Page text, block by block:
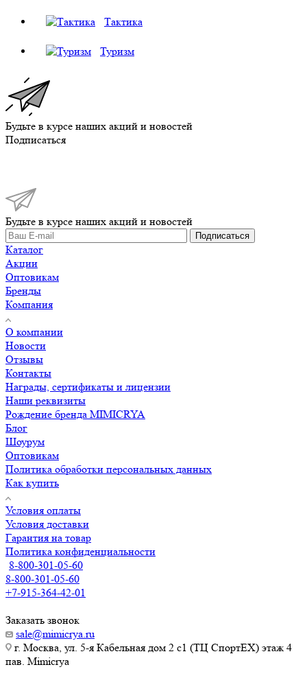
Тактика
Туризм
Будьте в курсе наших акций и новостей
Подписаться
Будьте в курсе наших акций и новостей
Подписаться
Каталог
Акции
Оптовикам
Бренды
Компания
О компании
Новости
Отзывы
Контакты
Награды, сертификаты и лицензии
Наши реквизиты
Рождение бренда MIMICRYA
Блог
Шоурум
Оптовикам
Политика обработки персональных данных
Как купить
Условия оплаты
Условия доставки
Гарантия на товар
Политика конфиденциальности
8-800-301-05-60
8-800-301-05-60
+7-915-364-42-01
Заказать звонок
sale@mimicrya.ru
г. Москва, ул. 5-я Кабельная дом 2 с1 (ТЦ СпортEX) этаж 4
пав. Mimicrya